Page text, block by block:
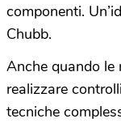
componenti.
Chubb.
Anche quando le
realizzare
tecniche